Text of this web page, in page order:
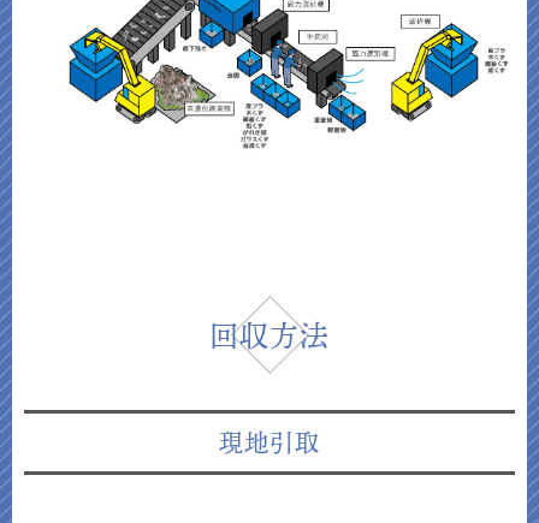
回収方法
現地引取